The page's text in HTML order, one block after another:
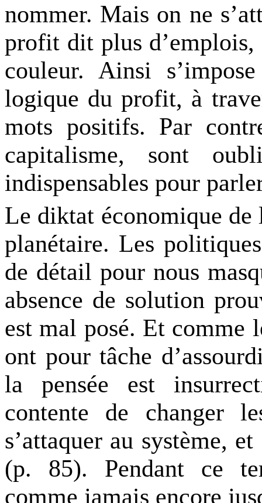
nommer. Mais on ne
profit dit plus d’emplois,
couleur. Ainsi
logique du profit, à
mots positifs. Par
capitalisme, sont
indispensables pour
Le diktat économique de
planétaire. Les
de détail pour nous
absence de solution
est mal posé. Et comme
ont pour tâche
la pensée est
contente de changer
s’attaquer au système,
(p. 85). Pendant ce
comme jamais encore